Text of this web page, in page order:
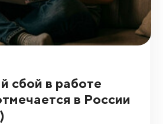
сбой в работе
в России